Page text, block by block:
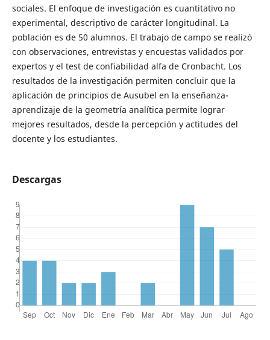
sociales. El enfoque de investigación es cuantitativo no
experimental, descriptivo de carácter longitudinal. La
población es de 50 alumnos. El trabajo de campo se realizó
con observaciones, entrevistas y encuestas validados por
expertos y el test de confiabilidad alfa de Cronbacht. Los
resultados de la investigación permiten concluir que la
aplicación de principios de Ausubel en la enseñanza-
aprendizaje de la geometría analítica permite lograr
mejores resultados, desde la percepción y actitudes del
docente y los estudiantes.
Descargas